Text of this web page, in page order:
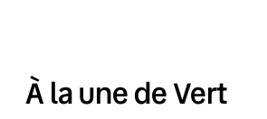
À la une de Vert